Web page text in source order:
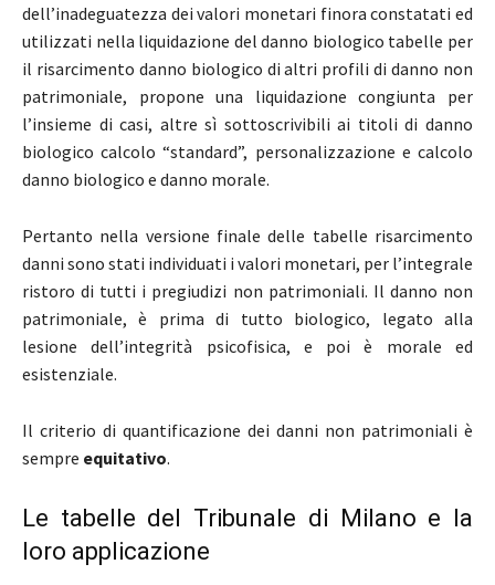
dell’inadeguatezza dei valori monetari finora constatati ed
utilizzati nella liquidazione del danno biologico tabelle per
il risarcimento danno biologico di altri profili di danno non
patrimoniale, propone una liquidazione congiunta per
l’insieme di casi, altre sì sottoscrivibili ai titoli di danno
biologico calcolo “standard”, personalizzazione e calcolo
danno biologico e danno morale.
Pertanto nella versione finale delle tabelle risarcimento
danni sono stati individuati i valori monetari, per l’integrale
ristoro di tutti i pregiudizi non patrimoniali. Il danno non
patrimoniale, è prima di tutto biologico, legato alla
lesione dell’integrità psicofisica, e poi è morale ed
esistenziale.
Il criterio di quantificazione dei danni non patrimoniali è
sempre equitativo.
Le tabelle del Tribunale di Milano e la
loro applicazione